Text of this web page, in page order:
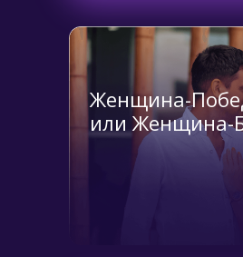
Женщина-
или Женщина-